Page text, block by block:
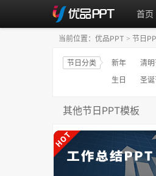
首页
当前位置： 优品PPT > 节日
节日分类 新年 清
生日
圣
其他节日PPT模板